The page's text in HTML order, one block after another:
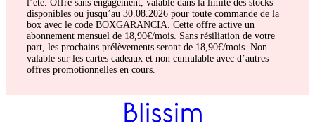
l’été. Offre sans engagement, valable dans la limite des stocks
disponibles ou jusqu’au 30.08.2026 pour toute commande de la
box avec le code BOXGARANCIA. Cette offre active un
abonnement mensuel de 18,90€/mois. Sans résiliation de votre
part, les prochains prélèvements seront de 18,90€/mois. Non
valable sur les cartes cadeaux et non cumulable avec d’autres
offres promotionnelles en cours.